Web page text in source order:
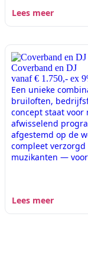
Lees meer
Coverband en DJ
vanaf € 1.750,- ex
Een unieke
bruiloften,
concept staat
afwisselend
afgestemd op de
compleet
muzikanten —
Lees meer